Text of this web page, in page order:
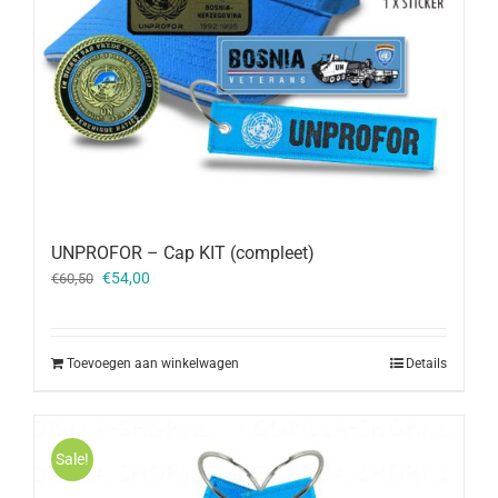
UNPROFOR – Cap KIT (compleet)
€60,50 Oorspronkelijke
€54,00
Toevoegen aan winkelwagen Details
Sale!